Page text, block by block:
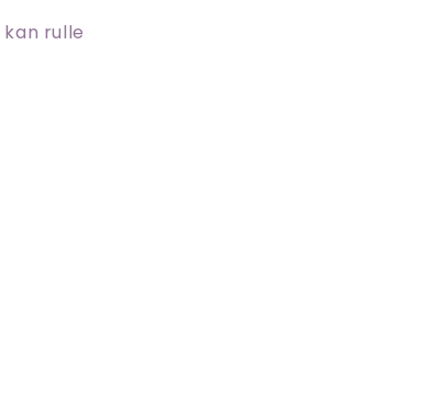
rulle